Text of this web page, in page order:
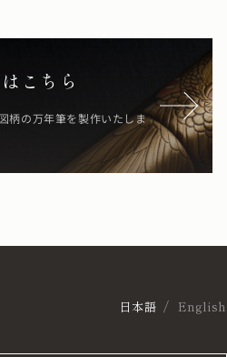
こちら
柄の万年筆を製作いたしま
日本語 English